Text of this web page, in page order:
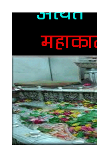
नमस्ते श्री शिवाय कुलाराध्या
प्रकाशीनी।।1 वन्दे श्री कुल
लोक माता हितैषिणी।।2 आदि
महाघोरां त्राहिमाम्...